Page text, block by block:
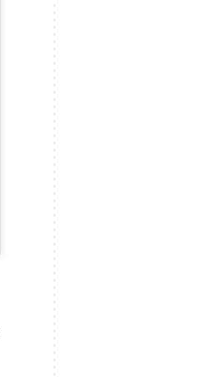
18 Abr, 2018 a las 6:05 PDT